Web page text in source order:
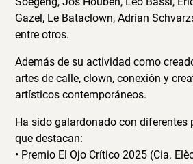
Gazel, Le Bataclown, Adrian
entre otros.
Además de su actividad como
artes de calle, clown, conexión y
artísticos contemporáneos.
Ha sido galardonado con diferentes
que destacan:
• Premio El Ojo Crítico 2025 (Cia.